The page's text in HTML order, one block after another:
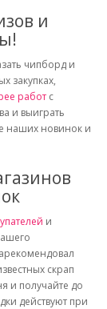
и
чипборд и
закупках,
работ с
и выиграть
наших новинок и
и
скрап
и получайте до
действуют при